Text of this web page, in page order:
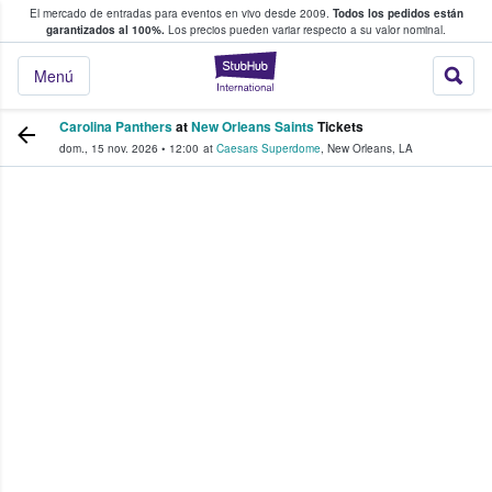
El mercado de entradas para eventos en vivo desde 2009. Todos los pedidos están
garantizados al 100%. Los precios pueden variar respecto a su valor nominal.
StubHub:
Menú
y venta de entradas entre fans
Carolina PanthersatNew Orleans SaintsTickets
dom., 15 nov. 2026 • 12:00 at Caesars Superdome, New Orleans, LA